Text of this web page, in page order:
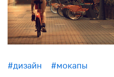
#дизайн #мокапы